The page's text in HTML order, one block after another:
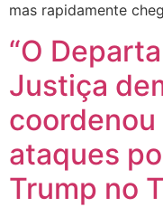
mas rapidamente
“O
Justiça
ataques
Trump no